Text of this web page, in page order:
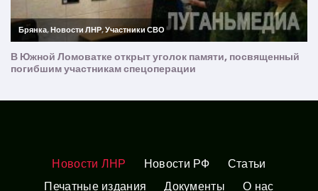
Новости ЛНР Новости РФ
Статьи
Печатные издания
Документы О нас